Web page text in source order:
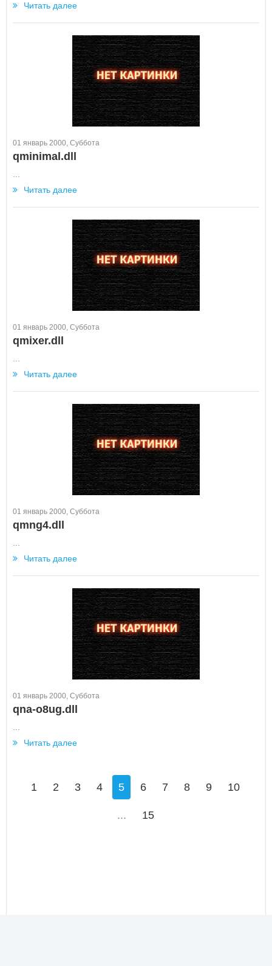
Читать далее
01 январь 2000, Суббота
qminimal.dll
Читать далее
01 январь 2000, Суббота
qmixer.dll
Читать далее
01 январь 2000, Суббота
qmng4.dll
Читать далее
01 январь 2000, Суббота
qna-o8ug.dll
Читать далее
1 2 3 4 5 6 7 8 9 10
... 15